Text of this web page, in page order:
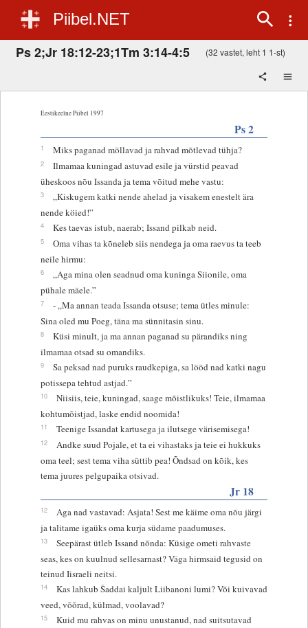
Piibel.NET
Ps 2;Jr 18:12-23;1Tm 3:14-4:5 (32 vastet, leht 1 1-st)
Eestikeelne Piibel 1997
Ps 2
1 Miks paganad möllavad ja rahvad mõtlevad tühja?
2
Ilmamaa kuningad astuvad esile ja vürstid peavad
üheskoos nõu Issanda ja tema võitud mehe vastu:
3
„Kiskugem katki nende ahelad ja visakem enestelt ära
nende köied!”
4 Kes taevas istub, naerab; Issand pilkab neid.
5
Oma vihas ta kõneleb siis nendega ja oma raevus ta teeb
neile hirmu:
6
„Aga mina olen seadnud oma kuninga Siionile, oma
pühale mäele.”
7
- „Ma annan teada Issanda otsuse; tema ütles minule:
Sina oled mu Poeg, täna ma sünnitasin sinu.
8
Küsi minult, ja ma annan paganad su pärandiks ning
ilmamaa otsad su omandiks.
9
Sa peksad nad puruks raudkepiga, sa lööd nad katki nagu
potissepa tehtud astjad.”
10
Niisiis, teie, kuningad, saage mõistlikuks! Teie, ilmamaa
kohtumõistjad, laske endid noomida!
11 Teenige Issandat kartusega ja ilutsege värisemisega!
12
Andke suud Pojale, et ta ei vihastaks ja teie ei hukkuks
oma teel; sest tema viha süttib pea! Õndsad on kõik, kes
tema juures pelgupaika otsivad.
Jr 18
12
Aga nad vastavad: Asjata! Sest me käime oma nõu järgi
ja talitame igaüks oma kurja südame paadumuses.
13
Seepärast ütleb Issand nõnda: Küsige ometi rahvaste
seas, kes on kuulnud sellesarnast? Väga hirmsaid tegusid on
teinud Iisraeli neitsi.
14
Kas lahkub Šaddai kaljult Liibanoni lumi? Või kuivavad
veed, võõrad, külmad, voolavad?
15
Kuid mu rahvas on minu unustanud, nad suitsutavad